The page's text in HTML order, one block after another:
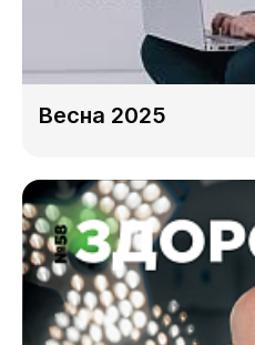
Весна 2025